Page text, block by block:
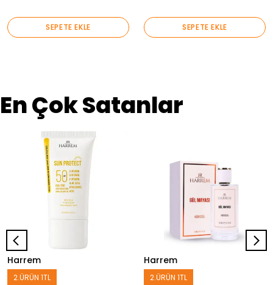
SEPETE EKLE SEPETE EKLE
En Çok Satanlar
Harrem
2.ÜRÜN 1TL
Harrem
2.ÜRÜN 1TL